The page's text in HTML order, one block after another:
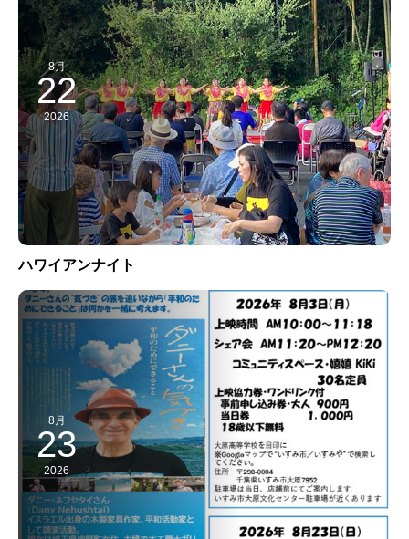
8月
22
2026
ハワイアンナイト
8月
23
2026